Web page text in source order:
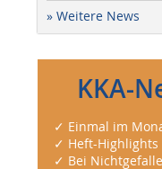
» Weitere News
KKA-
✓ Einmal im
✓ Heft-Highlights
✓ Bei